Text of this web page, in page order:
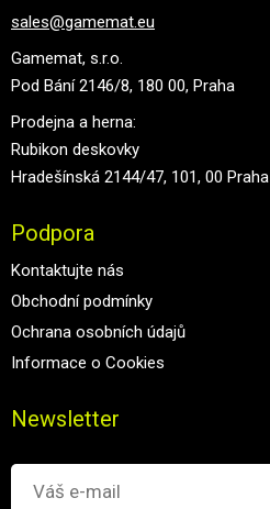
sales@gamemat.eu
Gamemat, s.r.o.
Pod Bání 2146/8, 180 00, Praha
Prodejna a herna:
Rubikon deskovky
Hradešínská 2144/47, 101, 00 Praha
Podpora
Kontaktujte nás
Obchodní podmínky
Ochrana osobních údajů
Informace o Cookies
Newsletter